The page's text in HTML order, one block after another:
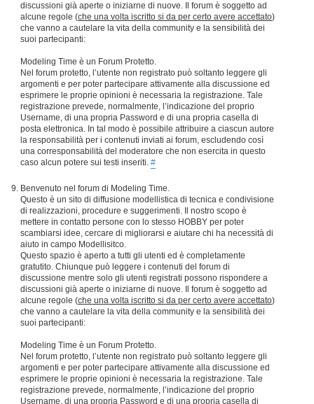
discussioni già aperte o iniziarne di nuove. Il forum è soggetto ad
alcune regole (che una volta iscritto si da per certo avere accettato)
che vanno a cautelare la vita della community e la sensibilità dei
suoi partecipanti:
Modeling Time è un Forum Protetto.
Nel forum protetto, l’utente non registrato può soltanto leggere gli
argomenti e per poter partecipare attivamente alla discussione ed
esprimere le proprie opinioni è necessaria la registrazione. Tale
registrazione prevede, normalmente, l’indicazione del proprio
Username, di una propria Password e di una propria casella di
posta elettronica. In tal modo è possibile attribuire a ciascun autore
la responsabilità per i contenuti inviati ai forum, escludendo così
una corresponsabilità del moderatore che non esercita in questo
caso alcun potere sui testi inseriti. #
Benvenuto nel forum di Modeling Time.
Questo è un sito di diffusione modellistica di tecnica e condivisione
di realizzazioni, procedure e suggerimenti. Il nostro scopo è
mettere in contatto persone con lo stesso HOBBY per poter
scambiarsi idee, cercare di migliorarsi e aiutare chi ha necessità di
aiuto in campo Modellisitco.
Questo spazio è aperto a tutti gli utenti ed è completamente
gratutito. Chiunque può leggere i contenuti del forum di
discussione mentre solo gli utenti registrati possono rispondere a
discussioni già aperte o iniziarne di nuove. Il forum è soggetto ad
alcune regole (che una volta iscritto si da per certo avere accettato)
che vanno a cautelare la vita della community e la sensibilità dei
suoi partecipanti:
Modeling Time è un Forum Protetto.
Nel forum protetto, l’utente non registrato può soltanto leggere gli
argomenti e per poter partecipare attivamente alla discussione ed
esprimere le proprie opinioni è necessaria la registrazione. Tale
registrazione prevede, normalmente, l’indicazione del proprio
Username, di una propria Password e di una propria casella di